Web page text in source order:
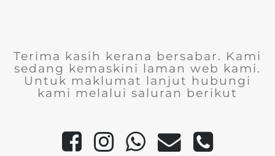
Terima kasih kerana bersabar. Kami
sedang kemaskini laman web kami.
Untuk maklumat lanjut hubungi
kami melalui saluran berikut